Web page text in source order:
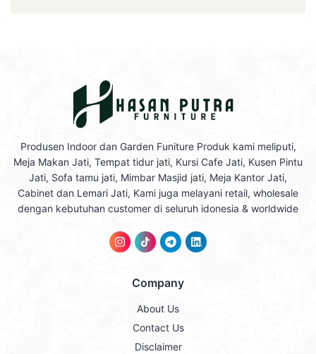
Produsen Indoor dan Garden Funiture Produk kami meliputi,
Meja Makan Jati, Tempat tidur jati, Kursi Cafe Jati, Kusen Pintu
Jati, Sofa tamu jati, Mimbar Masjid jati, Meja Kantor Jati,
Cabinet dan Lemari Jati, Kami juga melayani retail, wholesale
dengan kebutuhan customer di seluruh idonesia & worldwide
Company
About Us
Contact Us
Disclaimer